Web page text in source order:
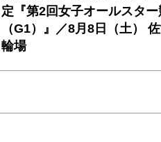
定『第2回女子オールスター
（G1）』／8月8日（土）
輪場